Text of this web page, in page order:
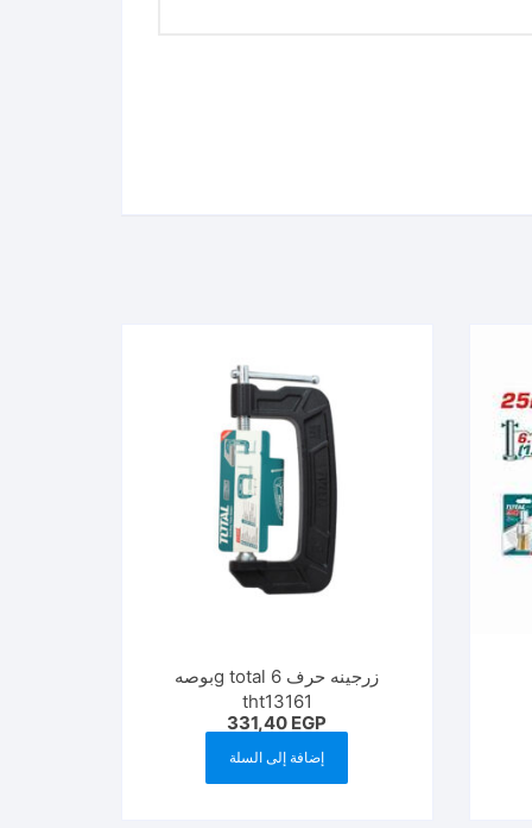
زرجينه حرف g total 6بوصه
tht13161
331,40 EGP
إضافة إلى السلة